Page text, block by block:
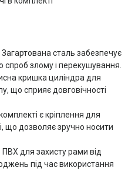
Загартована сталь забезпечує
спроб злому і перекушування.
кришка циліндра для
що сприяє довговічності
є кріплення для
що дозволяє зручно носити
ПВХ для захисту рами від
під час використання